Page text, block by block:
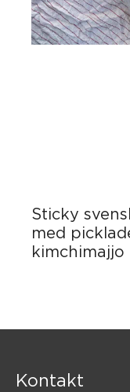
Sticky
med
kimchimajjo
Kontakt